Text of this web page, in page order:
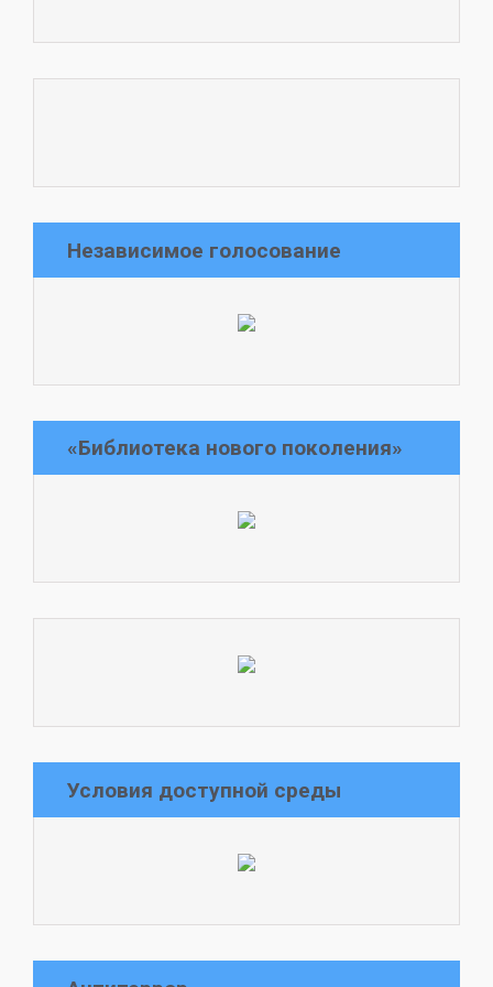
Независимое голосование
«Библиотека нового поколения»
Условия доступной среды